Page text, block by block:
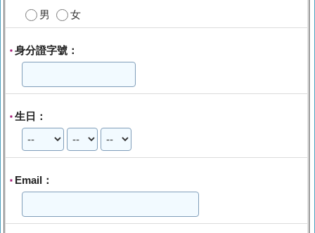
男
女
* 身分證字號：
* 生日：
* Email：